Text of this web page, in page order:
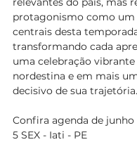
protagonismo como um
centrais desta
transformando cada
uma celebração
nordestina e em mais
decisivo de sua trajetória.
Confira agenda de
5 SEX - Iati - PE